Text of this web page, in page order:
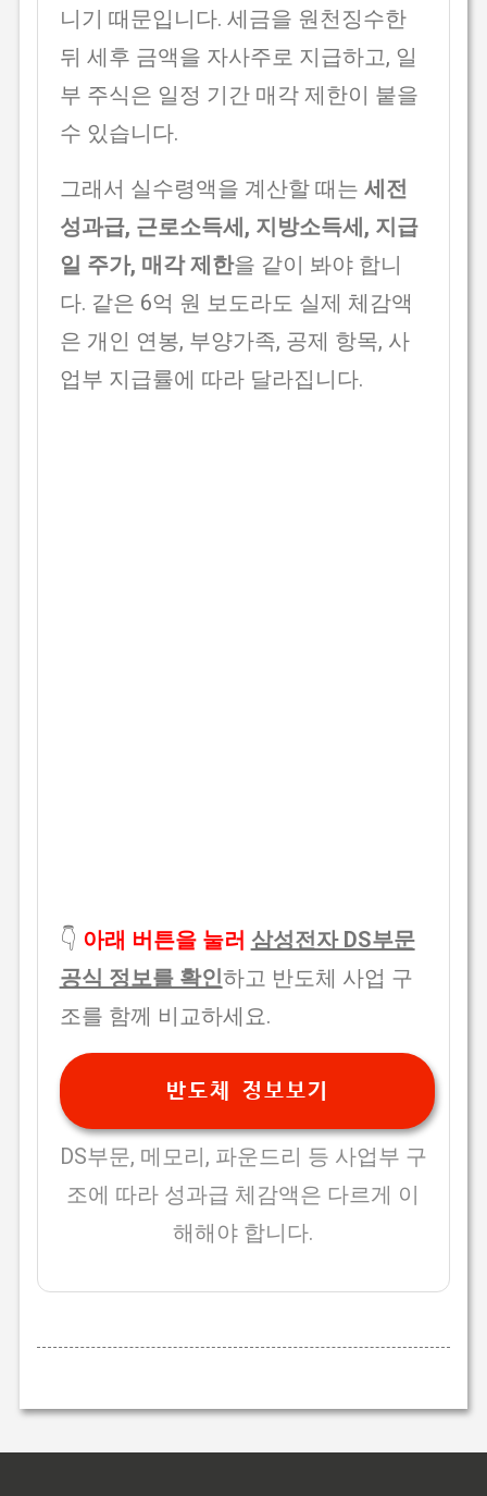
니기 때문입니다. 세금을 원천징수한
뒤 세후 금액을 자사주로 지급하고, 일
부 주식은 일정 기간 매각 제한이 붙을
수 있습니다.
그래서 실수령액을 계산할 때는 세전
성과급, 근로소득세, 지방소득세, 지급
일 주가, 매각 제한을 같이 봐야 합니
다. 같은 6억 원 보도라도 실제 체감액
은 개인 연봉, 부양가족, 공제 항목, 사
업부 지급률에 따라 달라집니다.
👇 아래 버튼을 눌러 삼성전자 DS부문
공식 정보를 확인하고 반도체 사업 구
조를 함께 비교하세요.
반도체 정보보기
DS부문, 메모리, 파운드리 등 사업부 구
조에 따라 성과급 체감액은 다르게 이
해해야 합니다.